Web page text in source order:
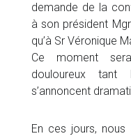
demande de la
à son président
qu’à Sr Véronique
Ce moment
douloureux
s’annoncent
En ces jours,